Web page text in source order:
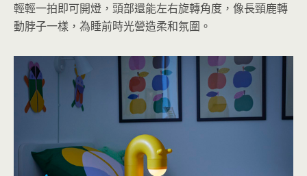
輕輕一拍即可開燈，頭部還能左右旋轉角度，像長頸鹿轉
動脖子一樣，為睡前時光營造柔和氛圍。